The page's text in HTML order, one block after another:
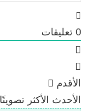
0 تعليقات
الأقدم
الأحدث
الأكثر تصويتًا